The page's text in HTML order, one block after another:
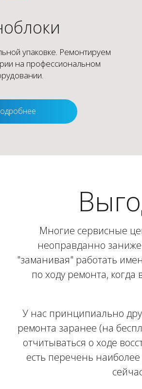
упаковке. Ремонтируем
на профессиональном
Многие сервисные
неоправданно
"заманивая" работать
по ходу ремонта,
У нас принципиально
ремонта заранее (на
отчитываться о ходе
есть перечень